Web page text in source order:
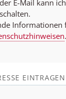
Nach
E-Mail kann
Informationen
.